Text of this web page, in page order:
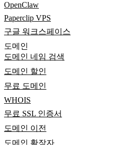
OpenClaw
Paperclip VPS
구글 워크스페이스
도메인
도메인 네임 검색
도메인 할인
무료 도메인
WHOIS
무료 SSL 인증서
도메인 이전
도메인 확장자